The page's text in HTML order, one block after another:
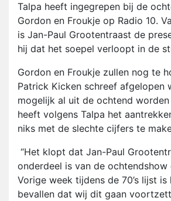
Talpa heeft ingegrepen bij de
Gordon en Froukje op Radio 10.
is Jan-Paul Grootentraast de
hij dat het soepel verloopt in de
Gordon en Froukje zullen nog te
Patrick Kicken schreef afgelopen
mogelijk al uit de ochtend
heeft volgens Talpa het
niks met de slechte cijfers te
“Het klopt dat Jan-Paul
onderdeel is van de ochtendshow
Vorige week tijdens de 70’s lijst
bevallen dat wij dit gaan